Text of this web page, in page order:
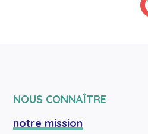
NOUS CONNAÎTRE
notre mission